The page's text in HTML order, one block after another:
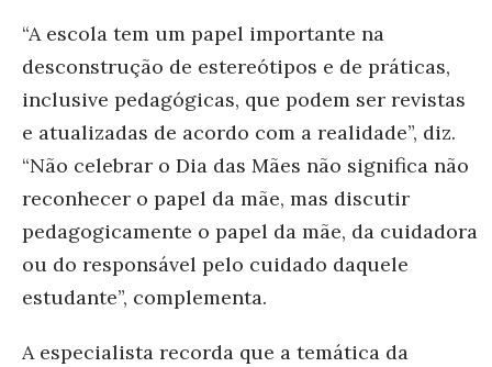
“A escola tem um papel importante na
desconstrução de estereótipos e de práticas,
inclusive pedagógicas, que podem ser revistas
e atualizadas de acordo com a realidade”, diz.
“Não celebrar o Dia das Mães não significa não
reconhecer o papel da mãe, mas discutir
pedagogicamente o papel da mãe, da cuidadora
ou do responsável pelo cuidado daquele
estudante”, complementa.
A especialista recorda que a temática da